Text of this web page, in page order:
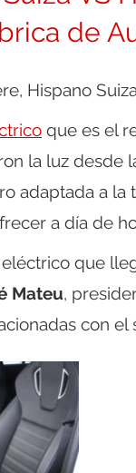
de
Hispano
que es el
la luz desde
adaptada a la
a día de
que
Mateu,
con el